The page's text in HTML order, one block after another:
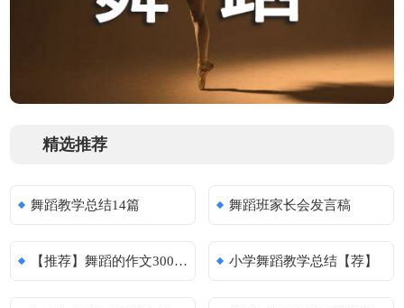
精选推荐
舞蹈教学总结14篇 舞蹈班家长会发言稿
【推荐】舞蹈的作文300字集锦六篇 小学舞蹈教学总结【荐】